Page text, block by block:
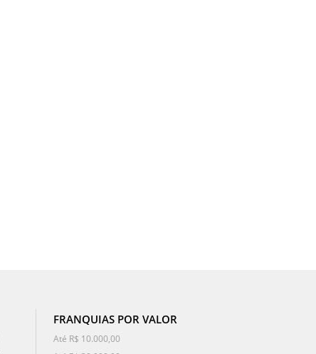
FRANQUIAS POR VALOR
Até R$ 10.000,00